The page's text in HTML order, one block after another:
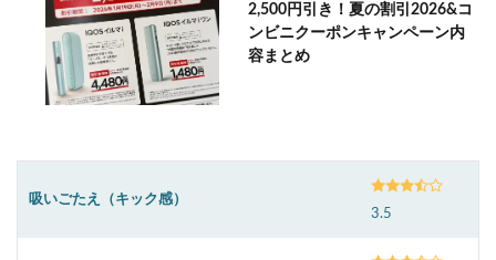
2,500円引き！夏の割引2026&コ
ンビニクーポンキャンペーン内
容まとめ
吸いごたえ（キック感）
3.5